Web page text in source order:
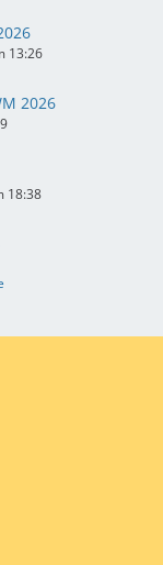
13:26
2026
18:38